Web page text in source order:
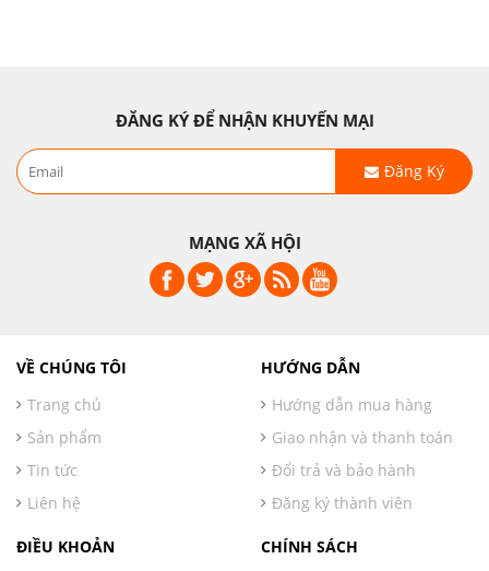
ĐĂNG KÝ ĐỂ NHẬN KHUYẾN MẠI
Đăng Ký
MẠNG XÃ HỘI
VỀ CHÚNG TÔI
Trang chủ
Sản phẩm
Tin tức
Liên hệ
HƯỚNG DẪN
Hướng dẫn mua hàng
Giao nhận và thanh toán
Đổi trả và bảo hành
Đăng ký thành viên
ĐIỀU KHOẢN
CHÍNH SÁCH